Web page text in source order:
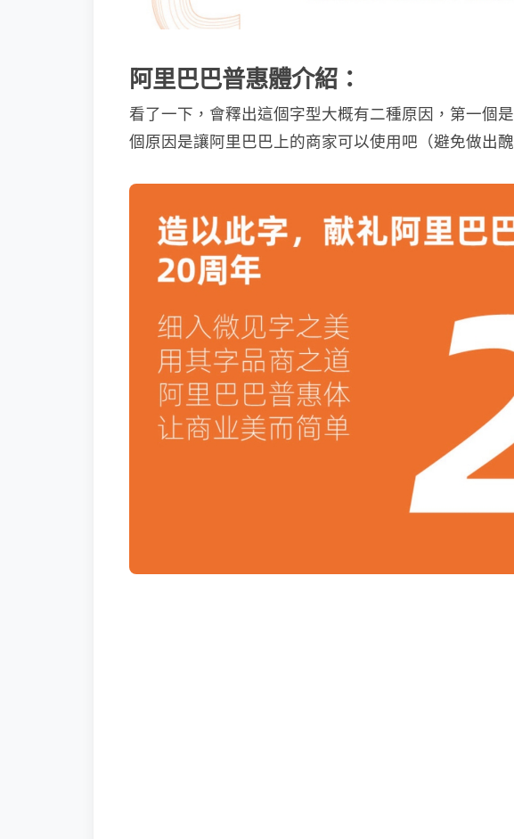
阿里巴巴普惠體介紹：
看了一下，會釋出這個字型大概有二種原因，第一個
個原因是讓阿里巴巴上的商家可以使用吧（避免做出醜